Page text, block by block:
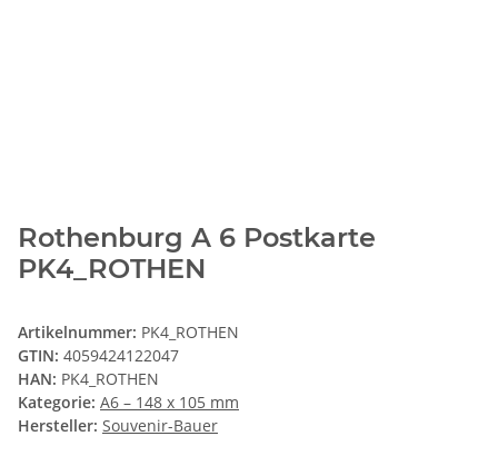
Rothenburg A 6 Postkarte
PK4_ROTHEN
Artikelnummer: PK4_ROTHEN
GTIN: 4059424122047
HAN: PK4_ROTHEN
Kategorie: A6 – 148 x 105 mm
Hersteller: Souvenir-Bauer